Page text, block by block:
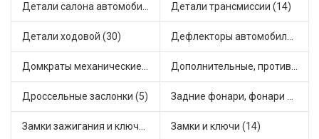
Детали салона автомобиля (11) Детали трансмиссии (14)
Детали ходовой (30) Дефлекторы автомобильные (1)
Домкраты механические (1) Дополнительные, противотуманные фары (3)
Дроссельные заслонки (5) Задние фонари, фонари видимости (2)
Замки зажигания и ключи (4) Замки и ключи (14)